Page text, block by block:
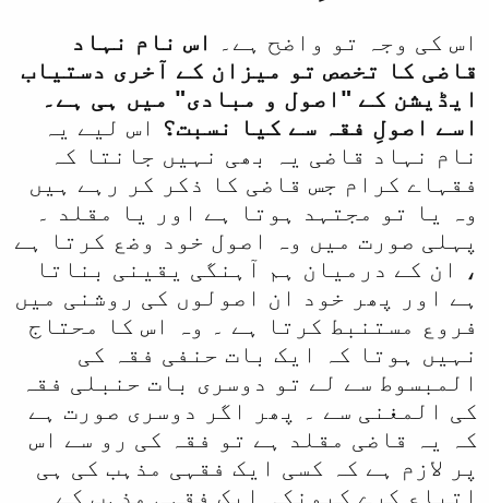
اس کی وجہ تو واضح ہے۔ اس نام نہاد
قاضی کا تخصص تو میزان کے آخری دستیاب
ایڈیشن کے "اصول و مبادی" میں ہی ہے۔
اسے اصولِ فقہ سے کیا نسبت؟ اس لیے یہ
نام نہاد قاضی یہ بھی نہیں جانتا کہ
فقہاے کرام جس قاضی کا ذکر کر رہے ہیں
وہ یا تو مجتہد ہوتا ہے اور یا مقلد ۔
پہلی صورت میں وہ اصول خود وضع کرتا ہے
، ان کے درمیان ہم آہنگی یقینی بناتا
ہے اور پھر خود ان اصولوں کی روشنی میں
فروع مستنبط کرتا ہے ۔ وہ اس کا محتاج
نہیں ہوتا کہ ایک بات حنفی فقہ کی
المبسوط سے لے تو دوسری بات حنبلی فقہ
کی المغنی سے ۔ پھر اگر دوسری صورت ہے
کہ یہ قاضی مقلد ہے تو فقہ کی رو سے اس
پر لازم ہے کہ کسی ایک فقہی مذہب کی ہی
اتباع کرے کیونکہ ایک فقہی مذہب کے